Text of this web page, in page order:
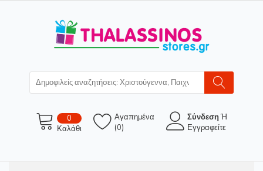
0
Καλάθι
Αγαπημένα
(0)
ΣύνδεσηΉ
Εγγραφείτε